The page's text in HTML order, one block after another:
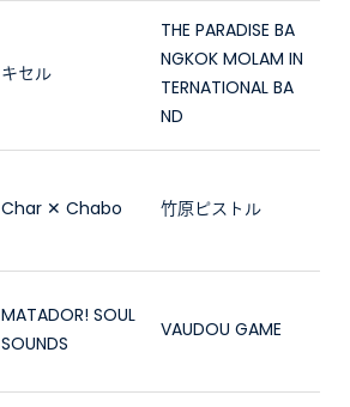
キセル
THE PARADISE BA
NGKOK MOLAM IN
TERNATIONAL BA
ND
Char ✕ Chabo 竹原ピストル
MATADOR! SOUL
SOUNDS
VAUDOU GAME